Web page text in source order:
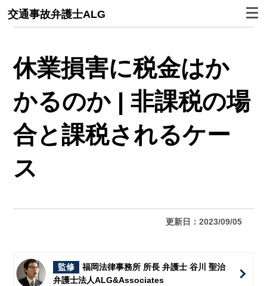
交通事故弁護士ALG
休業損害に税金はか
かるのか | 非課税の場
合と課税されるケー
ス
更新日：2023/09/05
監修
福岡法律事務所 所長 弁護士 谷川 聖治
弁護士法人ALG&Associates